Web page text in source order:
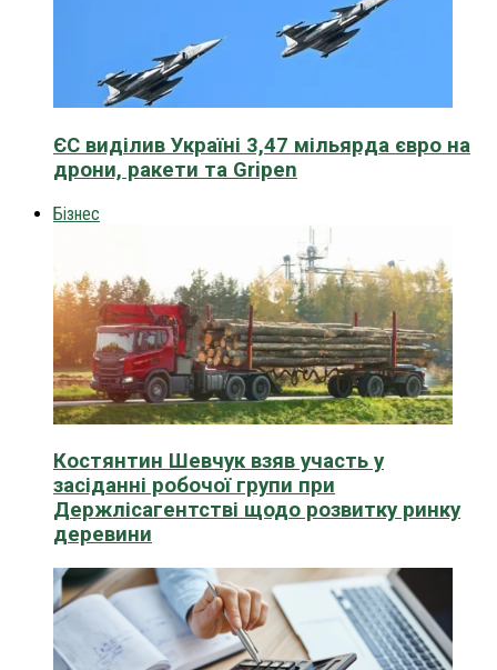
ЄС виділив Україні 3,47 мільярда євро на
дрони, ракети та Gripen
Бізнес
Костянтин Шевчук взяв участь у
засіданні робочої групи при
Держлісагентстві щодо розвитку ринку
деревини